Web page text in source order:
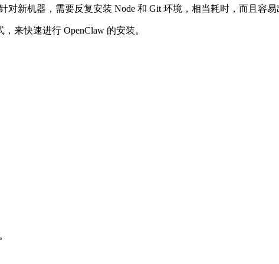
对新机器，需要反复安装 Node 和 Git 环境，相当耗时，而且容
来快速进行 OpenClaw 的安装。